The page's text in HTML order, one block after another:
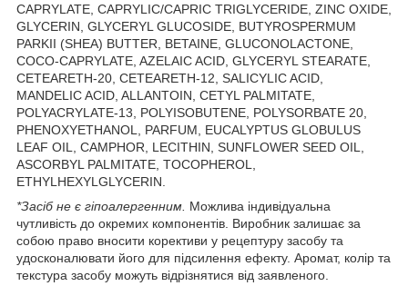
CAPRYLATE, CAPRYLIC/CAPRIC TRIGLYCERIDE, ZINC OXIDE,
GLYCERIN, GLYCERYL GLUCOSIDE, BUTYROSPERMUM
PARKII (SHEA) BUTTER, BETAINE, GLUCONOLACTONE,
COCO-CAPRYLATE, AZELAIC ACID, GLYCERYL STEARATE,
CETEARETH-20, CETEARETH-12, SALICYLIC ACID,
MANDELIC ACID, ALLANTOIN, CETYL PALMITATE,
POLYACRYLATE-13, POLYISOBUTENE, POLYSORBATE 20,
PHENOXYETHANOL, PARFUM, EUCALYPTUS GLOBULUS
LEAF OIL, CAMPHOR, LECITHIN, SUNFLOWER SEED OIL,
ASCORBYL PALMITATE, TOCOPHEROL,
ETHYLHEXYLGLYCERIN.
*Засіб не є гіпоалергенним. Можлива індивідуальна
чутливість до окремих компонентів. Виробник залишає за
собою право вносити корективи у рецептуру засобу та
удосконалювати його для підсилення ефекту. Аромат, колір та
текстура засобу можуть відрізнятися від заявленого.